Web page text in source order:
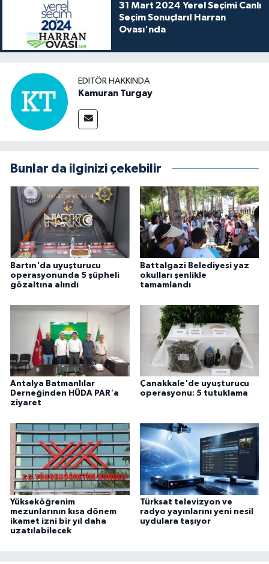
31 Mart 2024 Yerel Seçimi Canlı
Seçim Sonuçları! Harran
Ovası'nda
EDITÖR HAKKINDA
Kamuran Turgay
Bunlar da ilginizi çekebilir
Bartın'da uyuşturucu
operasyonunda 5 şüpheli
gözaltına alındı
Battalgazi Belediyesi yaz
okulları şenlikle
tamamlandı
Antalya Batmanlılar
Derneğinden HÜDA PAR'a
ziyaret
Çanakkale'de uyuşturucu
operasyonu: 5 tutuklama
Yükseköğrenim
mezunlarının kısa dönem
ikamet izni bir yıl daha
uzatılabilecek
Türksat televizyon ve
radyo yayınlarını yeni nesil
uydulara taşıyor